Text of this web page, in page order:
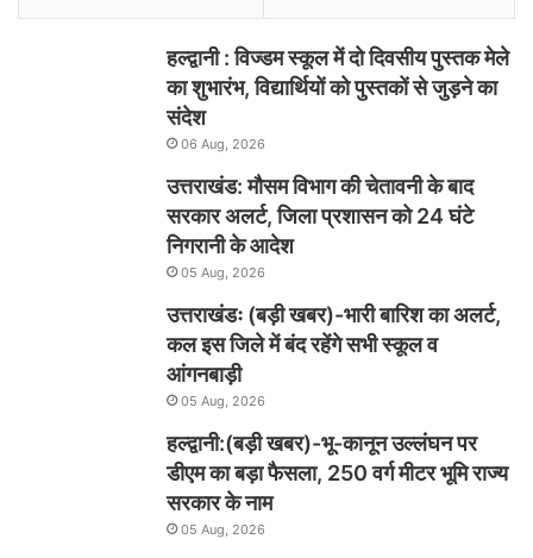
हल्द्वानी : विज्डम स्कूल में दो दिवसीय पुस्तक मेले
का शुभारंभ, विद्यार्थियों को पुस्तकों से जुड़ने का
संदेश
06 Aug, 2026
उत्तराखंड: मौसम विभाग की चेतावनी के बाद
सरकार अलर्ट, जिला प्रशासन को 24 घंटे
निगरानी के आदेश
05 Aug, 2026
उत्तराखंडः (बड़ी खबर)-भारी बारिश का अलर्ट,
कल इस जिले में बंद रहेंगे सभी स्कूल व
आंगनबाड़ी
05 Aug, 2026
हल्द्वानी:(बड़ी खबर)-भू-कानून उल्लंघन पर
डीएम का बड़ा फैसला, 250 वर्ग मीटर भूमि राज्य
सरकार के नाम
05 Aug, 2026